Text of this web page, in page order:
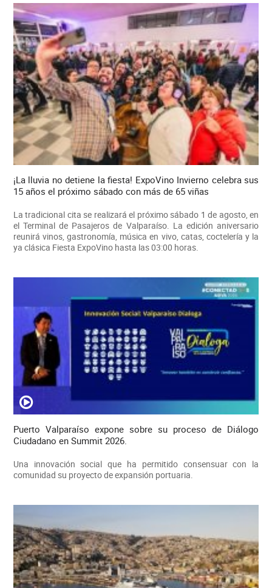
¡La lluvia no detiene la fiesta! ExpoVino Invierno celebra sus
15 años el próximo sábado con más de 65 viñas
La tradicional cita se realizará el próximo sábado 1 de agosto, en
el Terminal de Pasajeros de Valparaíso. La edición aniversario
reunirá vinos, gastronomía, música en vivo, catas, coctelería y la
ya clásica Fiesta ExpoVino hasta las 03:00 horas.
Puerto Valparaíso expone sobre su proceso de Diálogo
Ciudadano en Summit 2026.
Una innovación social que ha permitido consensuar con la
comunidad su proyecto de expansión portuaria.